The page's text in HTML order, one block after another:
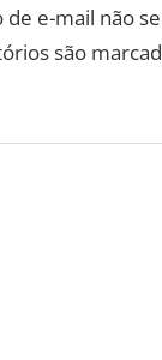
de e-mail não
são